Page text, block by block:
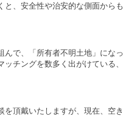
と、安全性や治安的な側面からも
んで、「所有者不明土地」になっ
チングを数多く出がけている、
頂戴いたしますが、現在、空き